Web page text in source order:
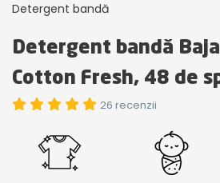
Detergent bandă
Detergent bandă
Cotton Fresh, 48 de
26 recenzii